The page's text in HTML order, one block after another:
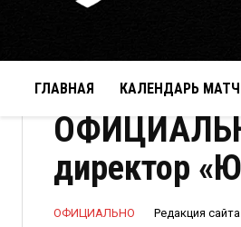
ГЛАВНАЯ КАЛЕНДАРЬ
директор
ОФИЦИАЛЬНО Редакция сайта